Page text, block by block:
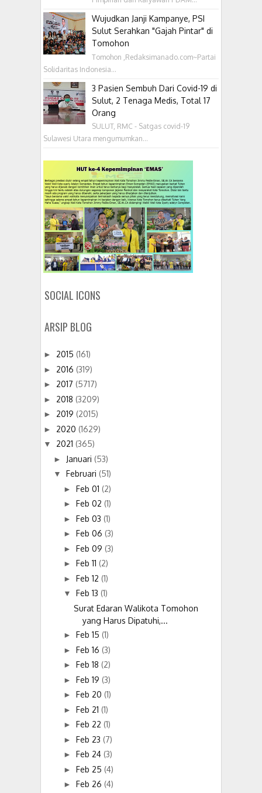
Wujudkan Janji Kampanye, PSI
Sulut Serahkan "Gajah Pintar" di
Tomohon
Tomohon ,Redaksimanado.com~Partai
Solidaritas Indonesia...
3 Pasien Sembuh Dari Covid-19 di
Sulut, 2 Tenaga Medis, Total 17
Orang
SULUT, RMC - Satgas covid-19
Sulawesi Utara mengumumkan...
SOCIAL ICONS
ARSIP BLOG
► 2015 (161)
► 2016 (319)
► 2017 (5717)
► 2018 (3209)
► 2019 (2015)
► 2020 (1629)
▼ 2021 (365)
► Januari (53)
▼ Februari (51)
► Feb 01 (2)
► Feb 02 (1)
► Feb 03 (1)
► Feb 06 (3)
► Feb 09 (3)
► Feb 11 (2)
► Feb 12 (1)
▼ Feb 13 (1)
Surat Edaran Walikota Tomohon
yang Harus Dipatuhi,...
► Feb 15 (1)
► Feb 16 (3)
► Feb 18 (2)
► Feb 19 (3)
► Feb 20 (1)
► Feb 21 (1)
► Feb 22 (1)
► Feb 23 (7)
► Feb 24 (3)
► Feb 25 (4)
► Feb 26 (4)